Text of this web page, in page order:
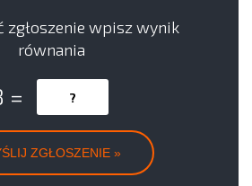
zgłoszenie wpisz wynik
równania
=